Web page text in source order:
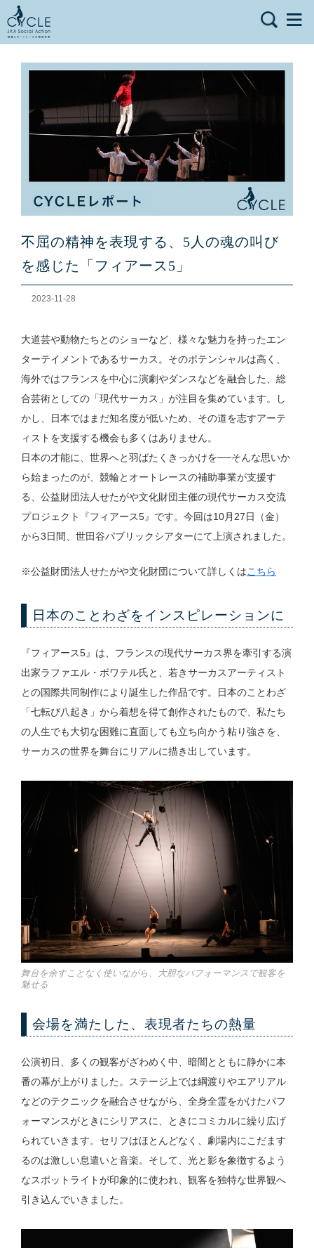
不屈の精神を表現する、5人の魂の叫び
を感じた「フィアース5」
2023-11-28
大道芸や動物たちとのショーなど、様々な魅力を持ったエン
ターテイメントであるサーカス。そのポテンシャルは高く、
海外ではフランスを中心に演劇やダンスなどを融合した、総
合芸術としての「現代サーカス」が注目を集めています。し
かし、日本ではまだ知名度が低いため、その道を志すアーテ
ィストを支援する機会も多くはありません。
日本の才能に、世界へと羽ばたくきっかけを──そんな思いか
ら始まったのが、競輪とオートレースの補助事業が支援す
る、公益財団法人せたがや文化財団主催の現代サーカス交流
プロジェクト『フィアース5』です。今回は10月27日（金）
から3日間、世田谷パブリックシアターにて上演されました。
※公益財団法人せたがや文化財団について詳しくはこちら
日本のことわざをインスピレーションに
『フィアース5』は、フランスの現代サーカス界を牽引する演
出家ラファエル・ボワテル氏と、若きサーカスアーティスト
との国際共同制作により誕生した作品です。日本のことわざ
「七転び八起き」から着想を得て創作されたもので、私たち
の人生でも大切な困難に直面しても立ち向かう粘り強さを、
サーカスの世界を舞台にリアルに描き出しています。
舞台を余すことなく使いながら、大胆なパフォーマンスで観客を
魅せる
会場を満たした、表現者たちの熱量
公演初日、多くの観客がざわめく中、暗闇とともに静かに本
番の幕が上がりました。ステージ上では綱渡りやエアリアル
などのテクニックを融合させながら、全身全霊をかけたパフ
ォーマンスがときにシリアスに、ときにコミカルに繰り広げ
られていきます。セリフはほとんどなく、劇場内にこだます
るのは激しい息遣いと音楽。そして、光と影を象徴するよう
なスポットライトが印象的に使われ、観客を独特な世界観へ
引き込んでいきました。